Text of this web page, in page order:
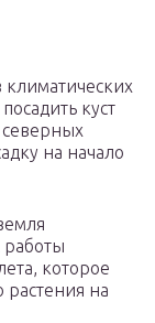
куст
на начало
которое
растения на